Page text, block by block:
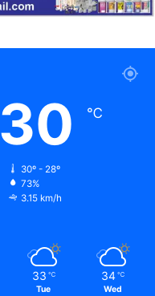
30 ℃
30º - 28º
73%
3.15 km/h
33 ℃
Tue
34 ℃
Wed